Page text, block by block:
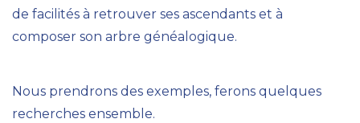
de facilités à retrouver ses ascendants et à
composer son arbre généalogique.
Nous prendrons des exemples, ferons quelques
recherches ensemble.